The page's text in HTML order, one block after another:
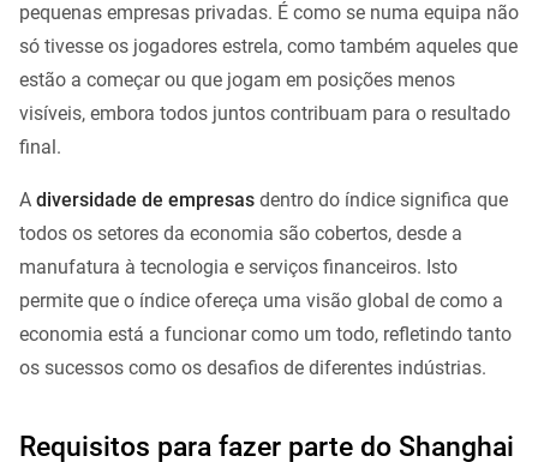
pequenas empresas privadas. É como se numa equipa não
só tivesse os jogadores estrela, como também aqueles que
estão a começar ou que jogam em posições menos
visíveis, embora todos juntos contribuam para o resultado
final.
A diversidade de empresas dentro do índice significa que
todos os setores da economia são cobertos, desde a
manufatura à tecnologia e serviços financeiros. Isto
permite que o índice ofereça uma visão global de como a
economia está a funcionar como um todo, refletindo tanto
os sucessos como os desafios de diferentes indústrias.
Requisitos para fazer parte do Shanghai